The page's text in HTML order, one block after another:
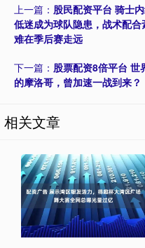
上一篇： 股民配资平台 骑士
低迷成为球队隐患，战术配
难在季后赛走远
下一篇： 股票配资8倍平台 世
的摩洛哥，曾加速一战到来？
相关文章